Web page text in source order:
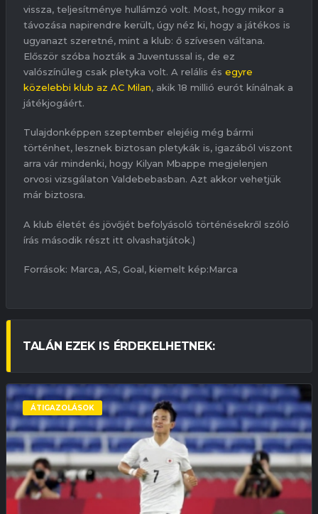
vissza, teljesítménye hullámzó volt. Most, hogy mikor a
távozása napirendre került, úgy néz ki, hogy a játékos is
ugyanazt szeretné, mint a klub: ő szívesen váltana.
Először szóba hozták a Juventussal is, de ez
valószínűleg csak pletyka volt. A relális és egyre
közelebbi klub az AC Milan, akik 18 millió eurót kínálnak a
játékjogáért.
Tulajdonképpen szeptember elejéig még bármi
történhet, lesznek biztosan pletykák is, igazából viszont
arra vár mindenki, hogy Kilyan Mbappe megjelenjen
orvosi vizsgálaton Valdebebasban. Azt akkor vehetjük
már biztosra.
A klub életét és jövőjét befolyásoló történésekről szóló
írás második részt itt olvashatjátok.)
Források: Marca, AS, Goal, kiemelt kép:Marca
TALÁN EZEK IS ÉRDEKELHETNEK:
ÁTIGAZOLÁSOK